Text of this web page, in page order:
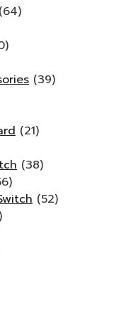
(64)
(39)
(21)
(38)
(52)